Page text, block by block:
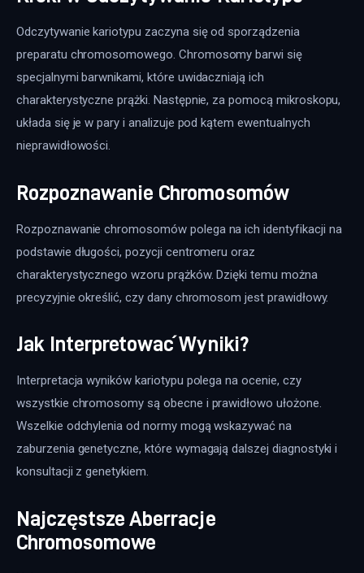
Odczytywanie kariotypu zaczyna się od sporządzenia
preparatu chromosomowego. Chromosomy barwi się
specjalnymi barwnikami, które uwidaczniają ich
charakterystyczne prążki. Następnie, za pomocą mikroskopu,
układa się je w pary i analizuje pod kątem ewentualnych
nieprawidłowości.
Rozpoznawanie Chromosomów
Rozpoznawanie chromosomów polega na ich identyfikacji na
podstawie długości, pozycji centromeru oraz
charakterystycznego wzoru prążków. Dzięki temu można
precyzyjnie określić, czy dany chromosom jest prawidłowy.
Jak Interpretować Wyniki?
Interpretacja wyników kariotypu polega na ocenie, czy
wszystkie chromosomy są obecne i prawidłowo ułożone.
Wszelkie odchylenia od normy mogą wskazywać na
zaburzenia genetyczne, które wymagają dalszej diagnostyki i
konsultacji z genetykiem.
Najczęstsze Aberracje
Chromosomowe